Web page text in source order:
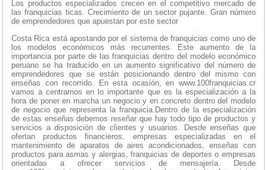
Los productos especializados crecen en el competitivo mercado de
las franquicias ticas. Crecimiento de un sector pujante. Gran número
de emprendedores que apuestan por este sector
Costa Rica está apostando por el sistema de franquicias como uno de
los modelos económicos más recurrentes. Este aumento de la
importancia por parte de las franquicias dentro del modelo económico
peruano se ha traducido en un aumento significativo del número de
emprendedores que se están posicionando dentro del mismo con
enseñas con recorrido. En esta ocasión, en www.100franquicias.cr
vamos a centrarnos en lo importante que es la especialización a la
hora de poner en marcha un negocio y en concreto dentro del modelo
de negocio que representa la franquicia.Dentro de la especialización
de estas enseñas debemos reseñar que hay todo tipo de productos y
servicios a disposición de clientes y usuarios. Desde enseñas que
ofertan productos financieros, empresas especializadas en el
mantenimiento de aparatos de aires acondicionados, enseñas con
productos para asmas y alergias, franquicias de deportes o empresas
orientadas a ofrecer servicios de mensajería. Desde